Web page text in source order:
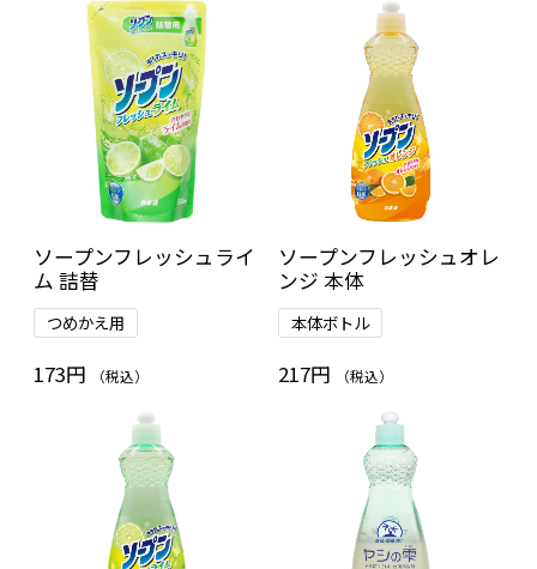
ソープンフレッシュライ
ム 詰替
つめかえ用
173円 （税込）
ソープンフレッシュオレ
ンジ 本体
本体ボトル
217円 （税込）